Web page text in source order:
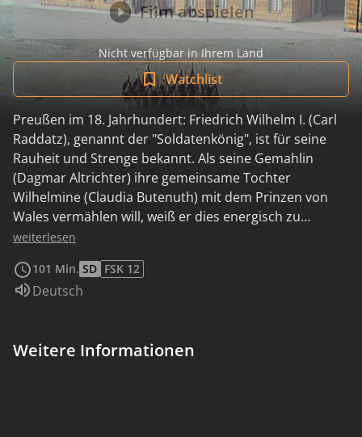
Film abspielen
Nicht verfügbar in Ihrem Land
Watchlist
Preußen im 18. Jahrhundert: Friedrich Wilhelm I. (Carl
Raddatz), genannt der "Soldatenkönig", ist für seine
Rauheit und Strenge bekannt. Als seine Gemahlin
(Dagmar Altrichter) ihre gemeinsame Tochter
Wilhelmine (Claudia Butenuth) mit dem Prinzen von
Wales vermählen will, weiß er dies energisch zu
verhindern... - Regisseur Helmut Käutner (Des Teufels
souverän das Klima am damaligen preußischen Hof
mit Hilfe eines vorzüglich zusammengestellten,
weiterlesen
101 Min. SD FSK 12
Sprache:
Deutsch
Weitere Informationen